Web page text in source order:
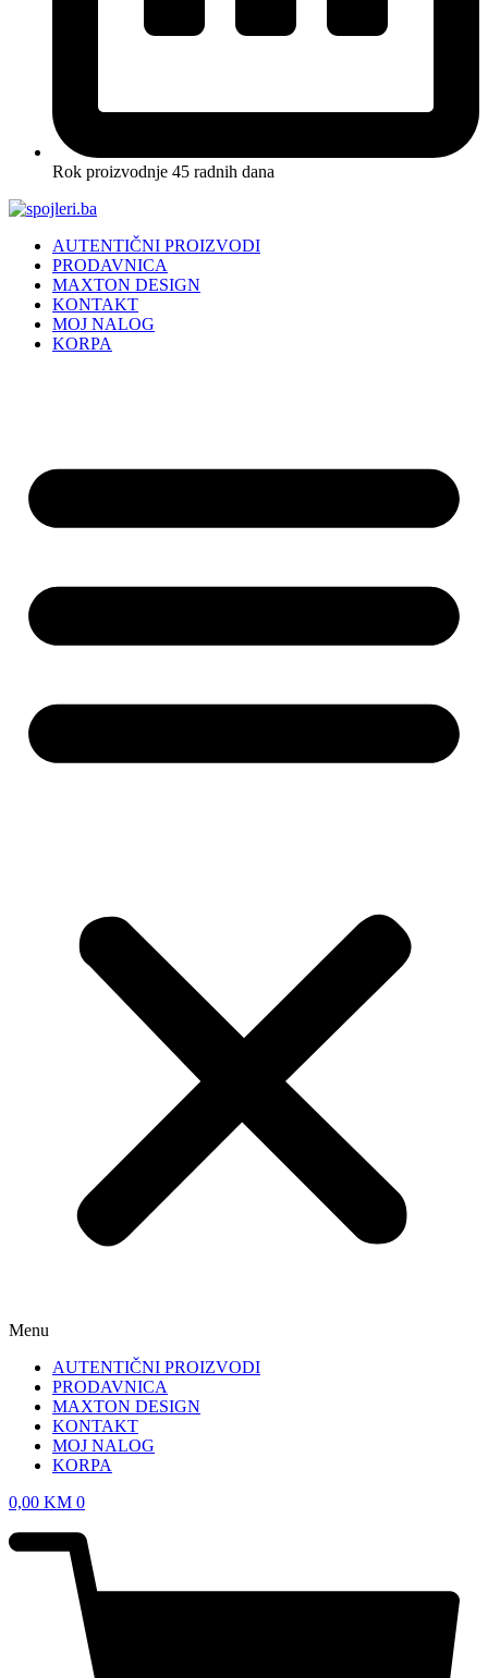
Rok proizvodnje 45 radnih dana
AUTENTIČNI PROIZVODI
PRODAVNICA
MAXTON DESIGN
KONTAKT
MOJ NALOG
KORPA
Menu
AUTENTIČNI PROIZVODI
PRODAVNICA
MAXTON DESIGN
KONTAKT
MOJ NALOG
KORPA
0,00 KM 0